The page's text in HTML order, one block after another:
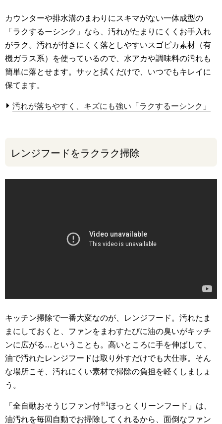
カウンターや排水溝のまわりにスキマがない一体成型の
「ラクするーシンク」なら、汚れがたまりにくくお手入れ
がラク。汚れが付きにくく落としやすいスゴピカ素材（有
機ガラス系）を使っているので、水アカや調味料の汚れも
簡単に落とせます。サッと拭くだけで、いつでもキレイに
保てます。
汚れが落ちやすく、キズにも強い「ラクするーシンク」
レンジフードをラクラク掃除
キッチン掃除で一番大変なのが、レンジフード。汚れたま
まにしておくと、ファンをまわすたびに油の臭いがキッチ
ンに広がる…ということも。高いところに手を伸ばして、
油で汚れたレンジフードは取り外すだけでも大仕事。そん
な場所こそ、汚れにくい素材で掃除の負担を軽くしましょ
う。
「全自動おそうじファン付※1 ほっとくリーンフード」は、
油汚れを毎回自動でお掃除してくれるから、面倒なファン